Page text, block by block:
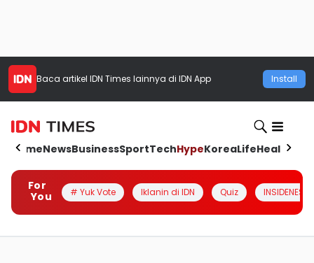
Baca artikel IDN Times lainnya di IDN App Install
HomeNewsBusinessSportTechHypeKoreaLifeHealth
For
You
# Yuk Vote Iklanin di IDN Quiz INSIDENESIA